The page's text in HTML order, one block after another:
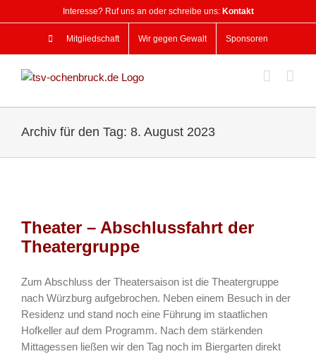
Inhalt
Interesse? Ruf uns an oder schreibe uns: Kontakt
Mitgliedschaft Wir gegen Gewalt Sponsoren
Archiv für den Tag: 8. August 2023
Theater – Abschlussfahrt der
Theatergruppe
Zum Abschluss der Theatersaison ist die Theatergruppe
nach Würzburg aufgebrochen. Neben einem Besuch in der
Residenz und stand noch eine Führung im staatlichen
Hofkeller auf dem Programm. Nach dem stärkenden
Mittagessen ließen wir den Tag noch im Biergarten direkt